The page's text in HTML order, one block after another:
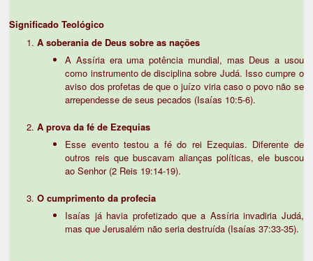
Significado Teológico
A soberania de Deus sobre as nações
A Assíria era uma potência mundial, mas Deus a usou
como instrumento de disciplina sobre Judá. Isso cumpre o
aviso dos profetas de que o juízo viria caso o povo não se
arrependesse de seus pecados (Isaías 10:5-6).
A prova da fé de Ezequias
Esse evento testou a fé do rei Ezequias. Diferente de
outros reis que buscavam alianças políticas, ele buscou
ao Senhor (2 Reis 19:14-19).
O cumprimento da profecia
Isaías já havia profetizado que a Assíria invadiria Judá,
mas que Jerusalém não seria destruída (Isaías 37:33-35).